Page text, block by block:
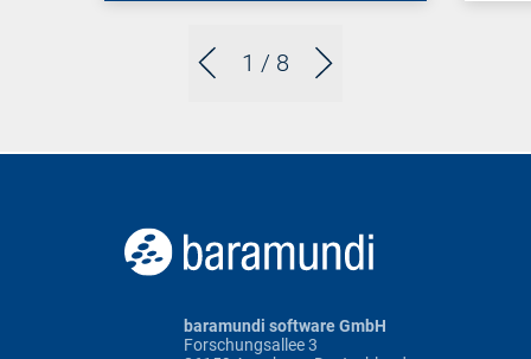
1 / 8
baramundi software GmbH
Forschungsallee 3